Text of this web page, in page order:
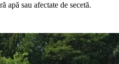
apă sau afectate de secetă.